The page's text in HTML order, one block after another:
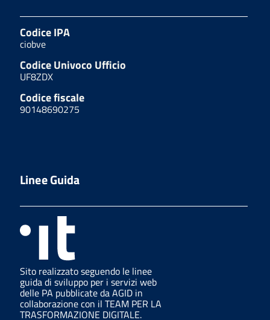
Codice IPA
ciobve
Codice Univoco Ufficio
UF8ZDX
Codice fiscale
90148690275
Linee Guida
Sito realizzato seguendo le linee
guida di sviluppo per i servizi web
delle PA pubblicate da AGID in
collaborazione con il TEAM PER LA
TRASFORMAZIONE DIGITALE.